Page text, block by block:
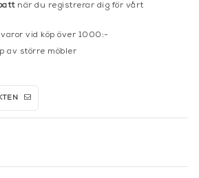
när du registrerar dig för vårt
vid köp över 1000:-
av större möbler